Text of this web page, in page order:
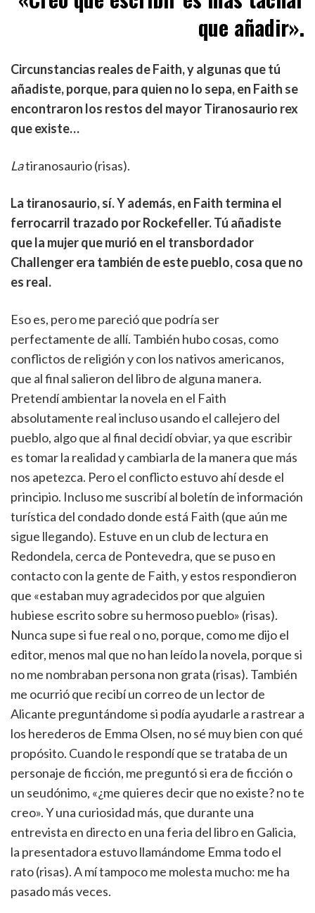
que añadir».
Circunstancias reales de Faith, y algunas que tú
añadiste, porque, para quien no lo sepa, en Faith se
encontraron los restos del mayor Tiranosaurio rex
que existe…
Latiranosaurio (risas).
La tiranosaurio, sí. Y además, en Faith termina el
ferrocarril trazado por Rockefeller. Tú añadiste
que la mujer que murió en el transbordador
Challenger era también de este pueblo, cosa que no
es real.
Eso es, pero me pareció que podría ser
perfectamente de allí. También hubo cosas, como
conflictos de religión y con los nativos americanos,
que al final salieron del libro de alguna manera.
Pretendí ambientar la novela en el Faith
absolutamente real incluso usando el callejero del
pueblo, algo que al final decidí obviar, ya que escribir
es tomar la realidad y cambiarla de la manera que más
nos apetezca. Pero el conflicto estuvo ahí desde el
principio. Incluso me suscribí al boletín de información
turística del condado donde está Faith (que aún me
sigue llegando). Estuve en un club de lectura en
Redondela, cerca de Pontevedra, que se puso en
contacto con la gente de Faith, y estos respondieron
que «estaban muy agradecidos por que alguien
hubiese escrito sobre su hermoso pueblo» (risas).
Nunca supe si fue real o no, porque, como me dijo el
editor, menos mal que no han leído la novela, porque si
no me nombraban persona non grata (risas). También
me ocurrió que recibí un correo de un lector de
Alicante preguntándome si podía ayudarle a rastrear a
los herederos de Emma Olsen, no sé muy bien con qué
propósito. Cuando le respondí que se trataba de un
personaje de ficción, me preguntó si era de ficción o
un seudónimo, «¿me quieres decir que no existe? no te
creo». Y una curiosidad más, que durante una
entrevista en directo en una feria del libro en Galicia,
la presentadora estuvo llamándome Emma todo el
rato (risas). A mí tampoco me molesta mucho: me ha
pasado más veces.